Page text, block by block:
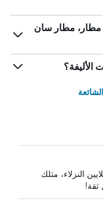
مطار سان
الأليفة؟
النزلاء، مثلك
ثقة!